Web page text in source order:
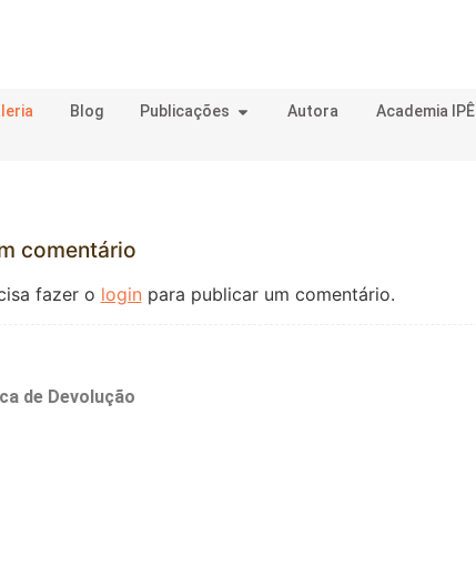
Blog Publicações Autora Academia IPÊ
comentário
fazer o login para publicar um comentário.
de Devolução